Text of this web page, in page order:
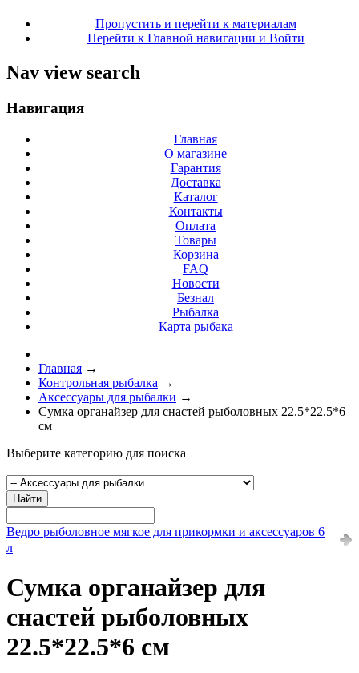
Пропустить и перейти к материалам
Перейти к Главной навигации и Войти
Nav view search
Навигация
Главная
О магазине
Гарантия
Доставка
Каталог
Контакты
Оплата
Товары
Корзина
FAQ
Новости
Безнал
Рыбалка
Карта рыбака
Главная →
Контрольная рыбалка →
Аксессуары для рыбалки →
Сумка органайзер для снастей рыболовных 22.5*22.5*6
см
Выберите категорию для поиска
Найти
Ведро рыболовное мягкое для прикормки и аксессуаров 6
л
Сумка органайзер для
снастей рыболовных
22.5*22.5*6 см